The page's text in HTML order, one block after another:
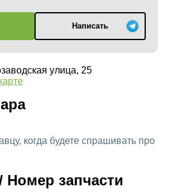
Написать
улица, 25
когда будете спрашивать про
Номер запчасти